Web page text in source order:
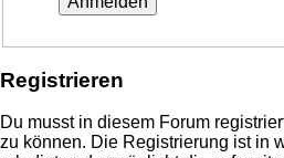
Registrieren
Du musst in diesem Forum
zu können. Die Registrierung ist in